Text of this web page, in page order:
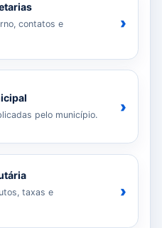
contatos e
›
pelo município. ›
taxas e
›